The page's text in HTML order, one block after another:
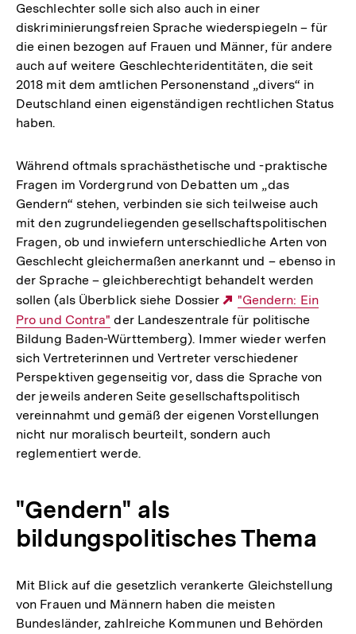
Geschlechter solle sich also auch in einer
diskriminierungsfreien Sprache wiederspiegeln – für
die einen bezogen auf Frauen und Männer, für andere
auch auf weitere Geschlechteridentitäten, die seit
2018 mit dem amtlichen Personenstand „divers“ in
Deutschland einen eigenständigen rechtlichen Status
haben.
Während oftmals sprachästhetische und -praktische
Fragen im Vordergrund von Debatten um „das
Gendern“ stehen, verbinden sie sich teilweise auch
mit den zugrundeliegenden gesellschaftspolitischen
Fragen, ob und inwiefern unterschiedliche Arten von
Geschlecht gleichermaßen anerkannt und – ebenso in
der Sprache – gleichberechtigt behandelt werden
sollen (als Überblick siehe Dossier
Externer
Link:
"Gendern: Ein
Pro und Contra" der Landeszentrale für politische
Bildung Baden-Württemberg). Immer wieder werfen
sich Vertreterinnen und Vertreter verschiedener
Perspektiven gegenseitig vor, dass die Sprache von
der jeweils anderen Seite gesellschaftspolitisch
vereinnahmt und gemäß der eigenen Vorstellungen
nicht nur moralisch beurteilt, sondern auch
reglementiert werde.
"Gendern" als
bildungspolitisches Thema
Mit Blick auf die gesetzlich verankerte Gleichstellung
von Frauen und Männern haben die meisten
Bundesländer, zahlreiche Kommunen und Behörden